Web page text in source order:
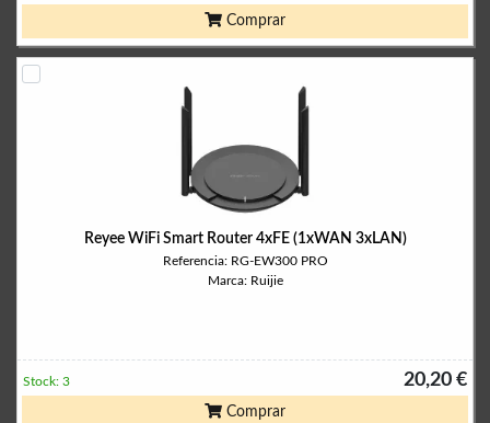
Comprar
Reyee WiFi Smart Router 4xFE (1xWAN 3xLAN)
Referencia: RG-EW300 PRO
Marca: Ruijie
20,20 €
Stock: 3
Comprar